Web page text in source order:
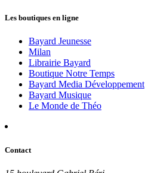
Les boutiques en ligne
Bayard Jeunesse
Milan
Librairie Bayard
Boutique Notre Temps
Bayard Media Développement
Bayard Musique
Le Monde de Théo
Contact